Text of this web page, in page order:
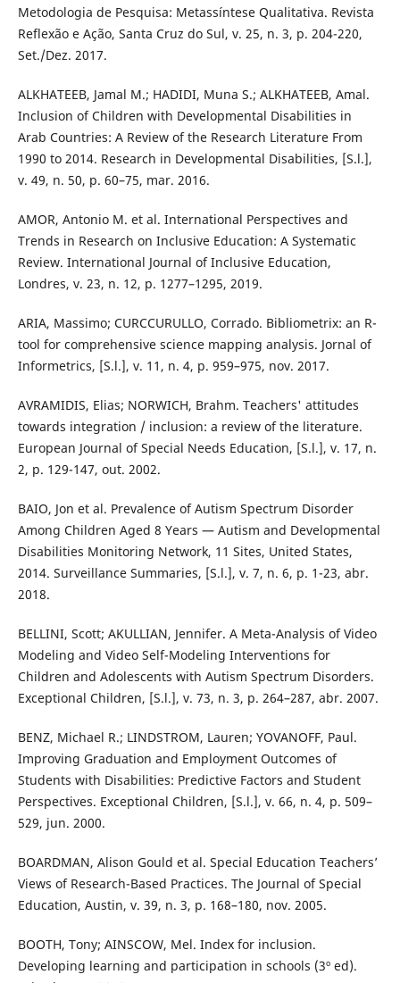
Metodologia de Pesquisa: Metassíntese Qualitativa. Revista
Reflexão e Ação, Santa Cruz do Sul, v. 25, n. 3, p. 204-220,
Set./Dez. 2017.
ALKHATEEB, Jamal M.; HADIDI, Muna S.; ALKHATEEB, Amal.
Inclusion of Children with Developmental Disabilities in
Arab Countries: A Review of the Research Literature From
1990 to 2014. Research in Developmental Disabilities, [S.l.],
v. 49, n. 50, p. 60–75, mar. 2016.
AMOR, Antonio M. et al. International Perspectives and
Trends in Research on Inclusive Education: A Systematic
Review. International Journal of Inclusive Education,
Londres, v. 23, n. 12, p. 1277–1295, 2019.
ARIA, Massimo; CURCCURULLO, Corrado. Bibliometrix: an R-
tool for comprehensive science mapping analysis. Jornal of
Informetrics, [S.l.], v. 11, n. 4, p. 959–975, nov. 2017.
AVRAMIDIS, Elias; NORWICH, Brahm. Teachers' attitudes
towards integration / inclusion: a review of the literature.
European Journal of Special Needs Education, [S.l.], v. 17, n.
2, p. 129-147, out. 2002.
BAIO, Jon et al. Prevalence of Autism Spectrum Disorder
Among Children Aged 8 Years — Autism and Developmental
Disabilities Monitoring Network, 11 Sites, United States,
2014. Surveillance Summaries, [S.l.], v. 7, n. 6, p. 1-23, abr.
2018.
BELLINI, Scott; AKULLIAN, Jennifer. A Meta-Analysis of Video
Modeling and Video Self-Modeling Interventions for
Children and Adolescents with Autism Spectrum Disorders.
Exceptional Children, [S.l.], v. 73, n. 3, p. 264–287, abr. 2007.
BENZ, Michael R.; LINDSTROM, Lauren; YOVANOFF, Paul.
Improving Graduation and Employment Outcomes of
Students with Disabilities: Predictive Factors and Student
Perspectives. Exceptional Children, [S.l.], v. 66, n. 4, p. 509–
529, jun. 2000.
BOARDMAN, Alison Gould et al. Special Education Teachers’
Views of Research-Based Practices. The Journal of Special
Education, Austin, v. 39, n. 3, p. 168–180, nov. 2005.
BOOTH, Tony; AINSCOW, Mel. Index for inclusion.
Developing learning and participation in schools (3º ed).